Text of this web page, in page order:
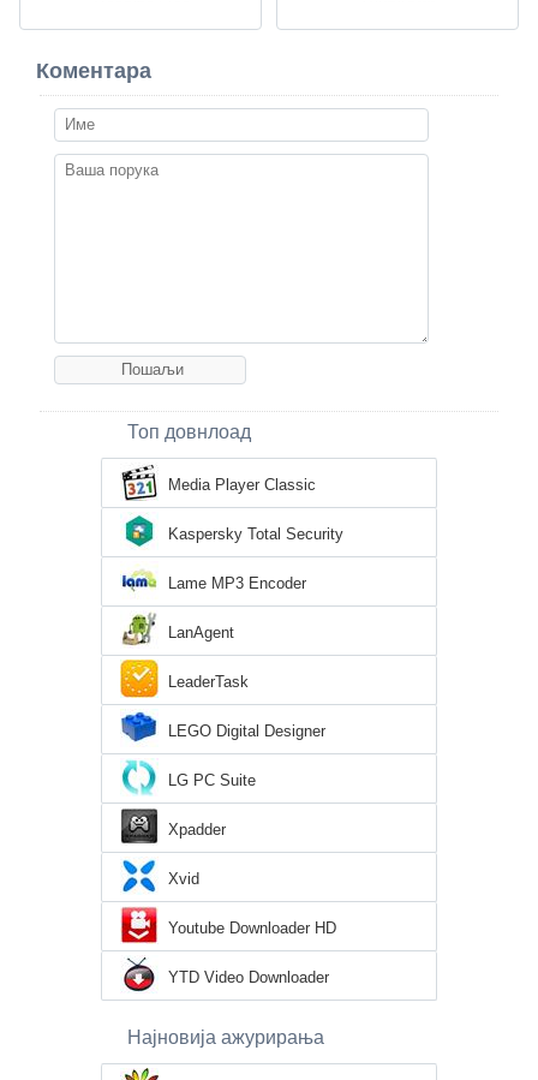
Коментара
Топ довнлоад
Media Player Classic
Kaspersky Total Security
Lame MP3 Encoder
LanAgent
LeaderTask
LEGO Digital Designer
LG PC Suite
Xpadder
Xvid
Youtube Downloader HD
YTD Video Downloader
Најновија ажурирања